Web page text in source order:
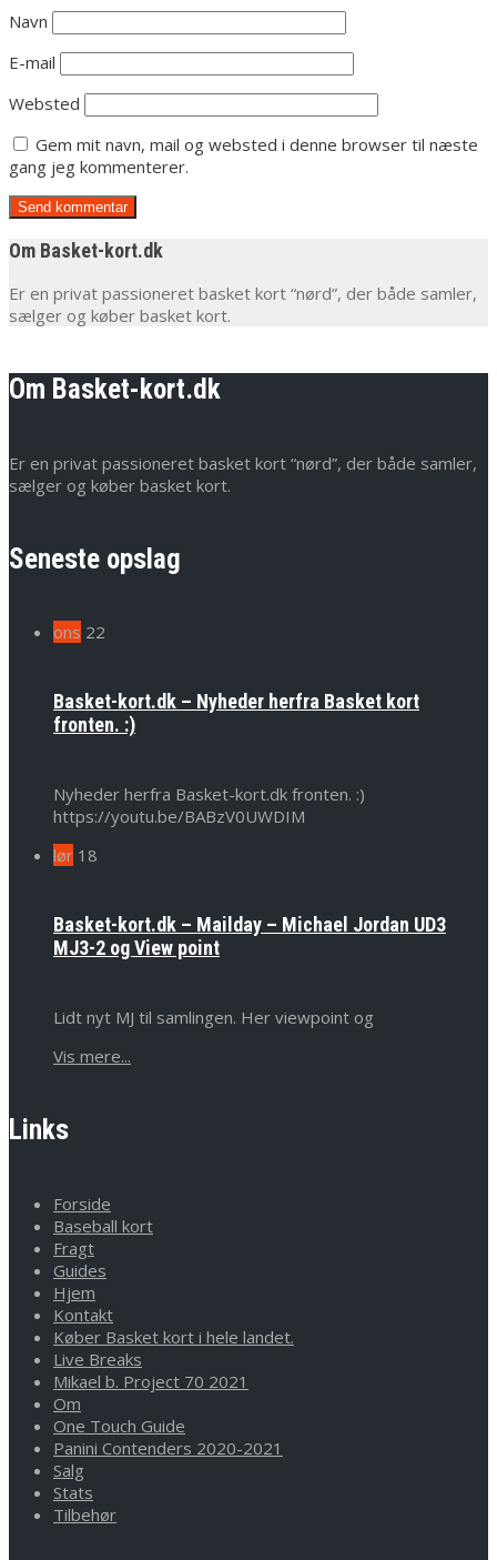
Navn
E-mail
Websted
Gem mit navn, mail og websted i denne browser til næste
gang jeg kommenterer.
Om Basket-kort.dk
Er en privat passioneret basket kort “nørd”, der både samler,
sælger og køber basket kort.
Om Basket-kort.dk
Er en privat passioneret basket kort “nørd”, der både samler,
sælger og køber basket kort.
Seneste opslag
ons 22
Basket-kort.dk – Nyheder herfra Basket kort
fronten. :)
Nyheder herfra Basket-kort.dk fronten. :)
https://youtu.be/BABzV0UWDIM
lør 18
Basket-kort.dk – Mailday – Michael Jordan UD3
MJ3-2 og View point
Lidt nyt MJ til samlingen. Her viewpoint og
Vis mere...
Links
Forside
Baseball kort
Fragt
Guides
Hjem
Kontakt
Køber Basket kort i hele landet.
Live Breaks
Mikael b. Project 70 2021
Om
One Touch Guide
Panini Contenders 2020-2021
Salg
Stats
Tilbehør